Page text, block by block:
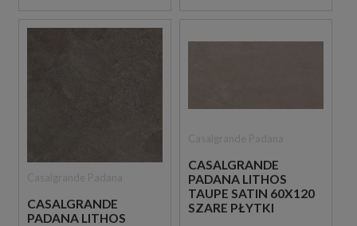
CASALGRANDE
PADANA LITHOS
CASALGRANDE
PADANA LITHOS
TAUPE SATIN 60X120
SZARE PŁYTKI